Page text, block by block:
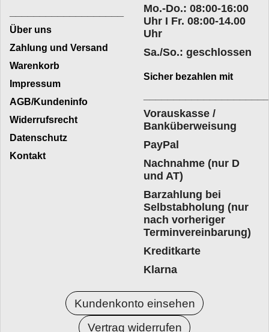
Mo.-Do.: 08:00-16:00
Uhr I Fr. 08:00-14.00
Uhr
Sa./So.: geschlossen
Über uns
Zahlung und Versand
Warenkorb
Impressum
AGB/Kundeninfo
Widerrufsrecht
Datenschutz
Kontakt
Sicher bezahlen mit
Vorauskasse /
Banküberweisung
PayPal
Nachnahme (nur D
und AT)
Barzahlung bei
Selbstabholung (nur
nach vorheriger
Terminvereinbarung)
Kreditkarte
Klarna
Kundenkonto einsehen
Vertrag widerrufen